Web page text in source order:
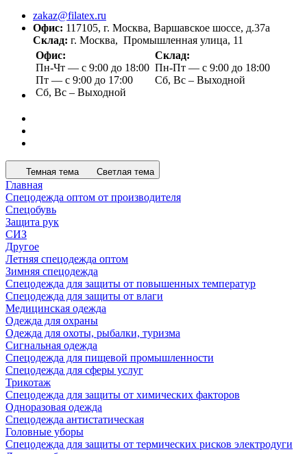
zakaz@filatex.ru
Офис: 117105, г. Москва, Варшавское шоссе, д.37а
Склад: г. Москва, Промышленная улица, 11
Офис:
Пн-Чт — с 9:00 до 18:00
Пт — с 9:00 до 17:00
Сб, Вс – Выходной
Склад:
Пн-Пт — с 9:00 до 18:00
Сб, Вс – Выходной
Темная тема Светлая тема
Главная
Спецодежда оптом от производителя
Спецобувь
Защита рук
СИЗ
Другое
Летняя спецодежда оптом
Зимняя спецодежда
Спецодежда для защиты от повышенных температур
Спецодежда для защиты от влаги
Медицинская одежда
Одежда для охраны
Одежда для охоты, рыбалки, туризма
Сигнальная одежда
Спецодежда для пищевой промышленности
Спецодежда для сферы услуг
Трикотаж
Спецодежда для защиты от химических факторов
Одноразовая одежда
Спецодежда антистатическая
Головные уборы
Спецодежда для защиты от термических рисков электродуги